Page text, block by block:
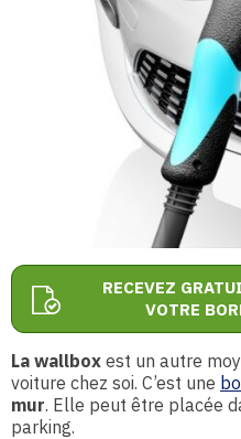
RECEVEZ
VOTRE
La wallbox est un autre
voiture chez soi. C’est une
mur. Elle peut être placée
parking.